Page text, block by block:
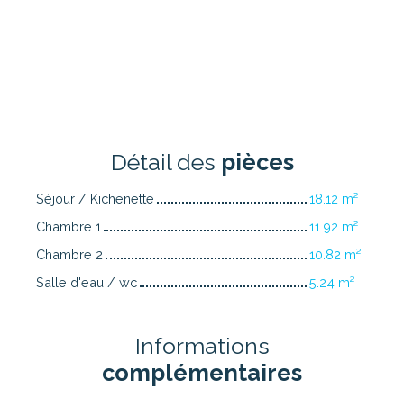
Détail des pièces
Séjour / Kichenette
18.12 m²
Chambre 1
11.92 m²
Chambre 2
10.82 m²
Salle d'eau / wc
5.24 m²
Informations
complémentaires